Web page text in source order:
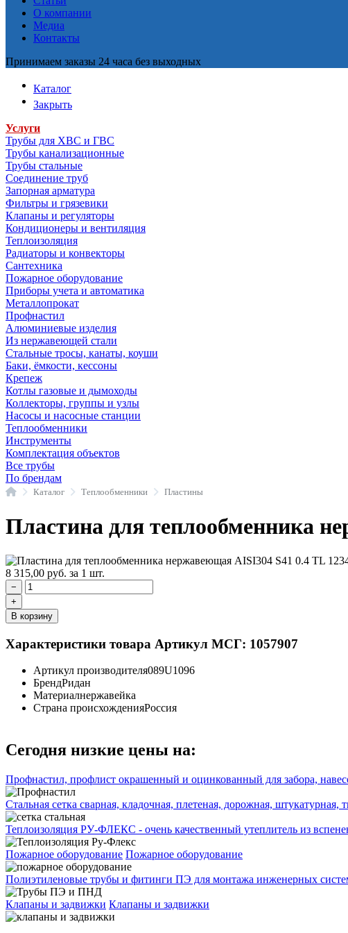
О компании
Медиа
Контакты
Принимаем заказы 24 часа без выходных
Каталог
Закрыть
Услуги
Трубы для ХВС и ГВС
Трубы канализационные
Трубы стальные
Соединение труб
Запорная арматура
Фильтры и грязевики
Клапаны и регуляторы
Кондиционеры и вентиляция
Теплоизоляция
Радиаторы и конвекторы
Сантехника
Пожарное оборудование
Приборы учета и автоматика
Металлопрокат
Профнастил
Алюминиевые изделия
Из нержавеющей стали
Стальные тросы, канаты, коуши
Баки, ёмкости, кессоны
Крепеж
Котлы газовые и дымоходы
Коллекторы, группы и узлы
Насосы и насосные станции
Теплообменники
Инструменты
Комплектация объектов
Все трубы
По брендам
ГлавнаяКаталог Теплообменники Пластины
Пластина для теплообменника
8 315,00 руб. за 1 шт.
−
+
В корзину
Характеристики товара Артикул МСГ: 1057907
Артикул производителя089U1096
БрендРидан
Материалнержавейка
Страна происхожденияРоссия
Сегодня низкие цены на:
Профнастил, профлист окрашенный и оцинкованный для забора,
Стальная сетка сварная, кладочная, плетеная, дорожная,
Теплоизоляция РУ-ФЛЕКС - очень качественный утеплитель из
Пожарное оборудование Пожарное оборудование
Полиэтиленовые трубы и фитинги ПЭ для монтажа инженерных
Клапаны и задвижки Клапаны и задвижки